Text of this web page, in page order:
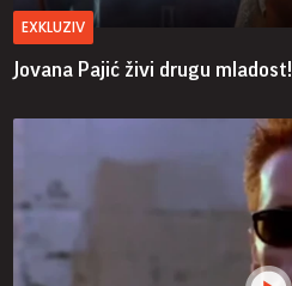
EXKLUZIV
Jovana Pajić živi drugu mladost!